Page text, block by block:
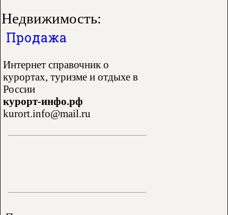
Недвижимость:
Продажа
Интернет справочник о
курортах, туризме и отдыхе в
России
курорт-инфо.рф
kurort.info@mail.ru